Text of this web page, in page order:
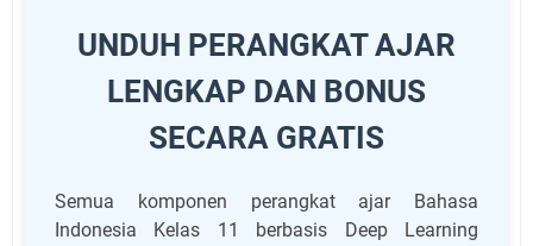
UNDUH PERANGKAT AJAR
LENGKAP DAN BONUS
SECARA GRATIS
Semua komponen perangkat ajar Bahasa
Indonesia Kelas 11 berbasis Deep Learning